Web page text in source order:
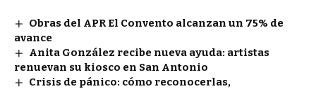
Obras del APR El Convento alcanzan un 75% de
avance
Anita González recibe nueva ayuda: artistas
renuevan su kiosco en San Antonio
Crisis de pánico: cómo reconocerlas,